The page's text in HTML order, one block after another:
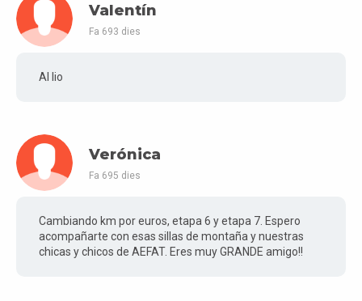
Valentín
Fa 693 dies
Al lio
Verónica
Fa 695 dies
Cambiando km por euros, etapa 6 y etapa 7. Espero
acompañarte con esas sillas de montaña y nuestras
chicas y chicos de AEFAT. Eres muy GRANDE amigo!!